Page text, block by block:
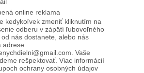
online reklama
kedykoľvek zmeniť kliknutím na
odberu v zápätí ľubovoľného
nás dostanete, alebo nás
adrese
Vaše
rešpektovať. Viac informácií
ochrany osobných údajov